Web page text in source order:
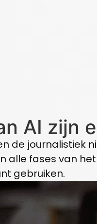
AI zijn
de journalistiek
alle fases van
gebruiken.